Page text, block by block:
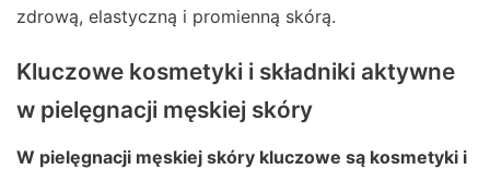
zdrową, elastyczną i promienną skórą.
Kluczowe kosmetyki i składniki aktywne
w pielęgnacji męskiej skóry
W pielęgnacji męskiej skóry kluczowe są kosmetyki i